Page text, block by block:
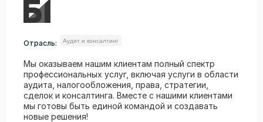
Отрасль: Аудит и консалтинг
Мы оказываем нашим клиентам полный спектр
профессиональных услуг, включая услуги в области
аудита, налогообложения, права, стратегии,
сделок и консалтинга. Вместе с нашими клиентами
мы готовы быть единой командой и создавать
новые решения!